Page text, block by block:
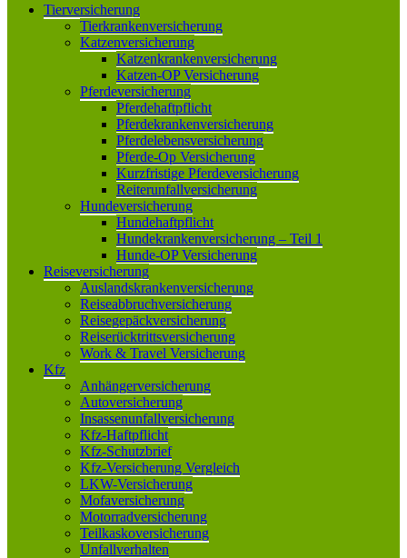
Tierversicherung
Tierkrankenversicherung
Katzenversicherung
Katzenkrankenversicherung
Katzen-OP Versicherung
Pferdeversicherung
Pferdehaftpflicht
Pferdekrankenversicherung
Pferdelebensversicherung
Pferde-Op Versicherung
Kurzfristige Pferdeversicherung
Reiterunfallversicherung
Hundeversicherung
Hundehaftpflicht
Hundekrankenversicherung – Teil 1
Hunde-OP Versicherung
Reiseversicherung
Auslandskrankenversicherung
Reiseabbruchversicherung
Reisegepäckversicherung
Reiserücktrittsversicherung
Work & Travel Versicherung
Kfz
Anhängerversicherung
Autoversicherung
Insassenunfallversicherung
Kfz-Haftpflicht
Kfz-Schutzbrief
Kfz-Versicherung Vergleich
LKW-Versicherung
Mofaversicherung
Motorradversicherung
Teilkaskoversicherung
Unfallverhalten